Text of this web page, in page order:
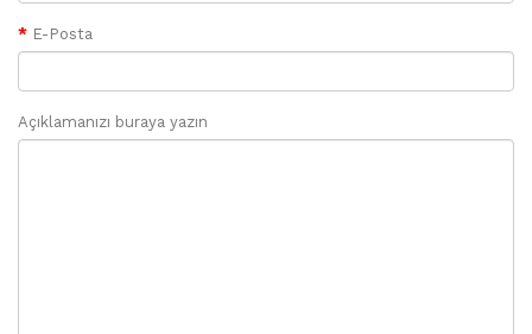
E-Posta
Açıklamanızı buraya yazın